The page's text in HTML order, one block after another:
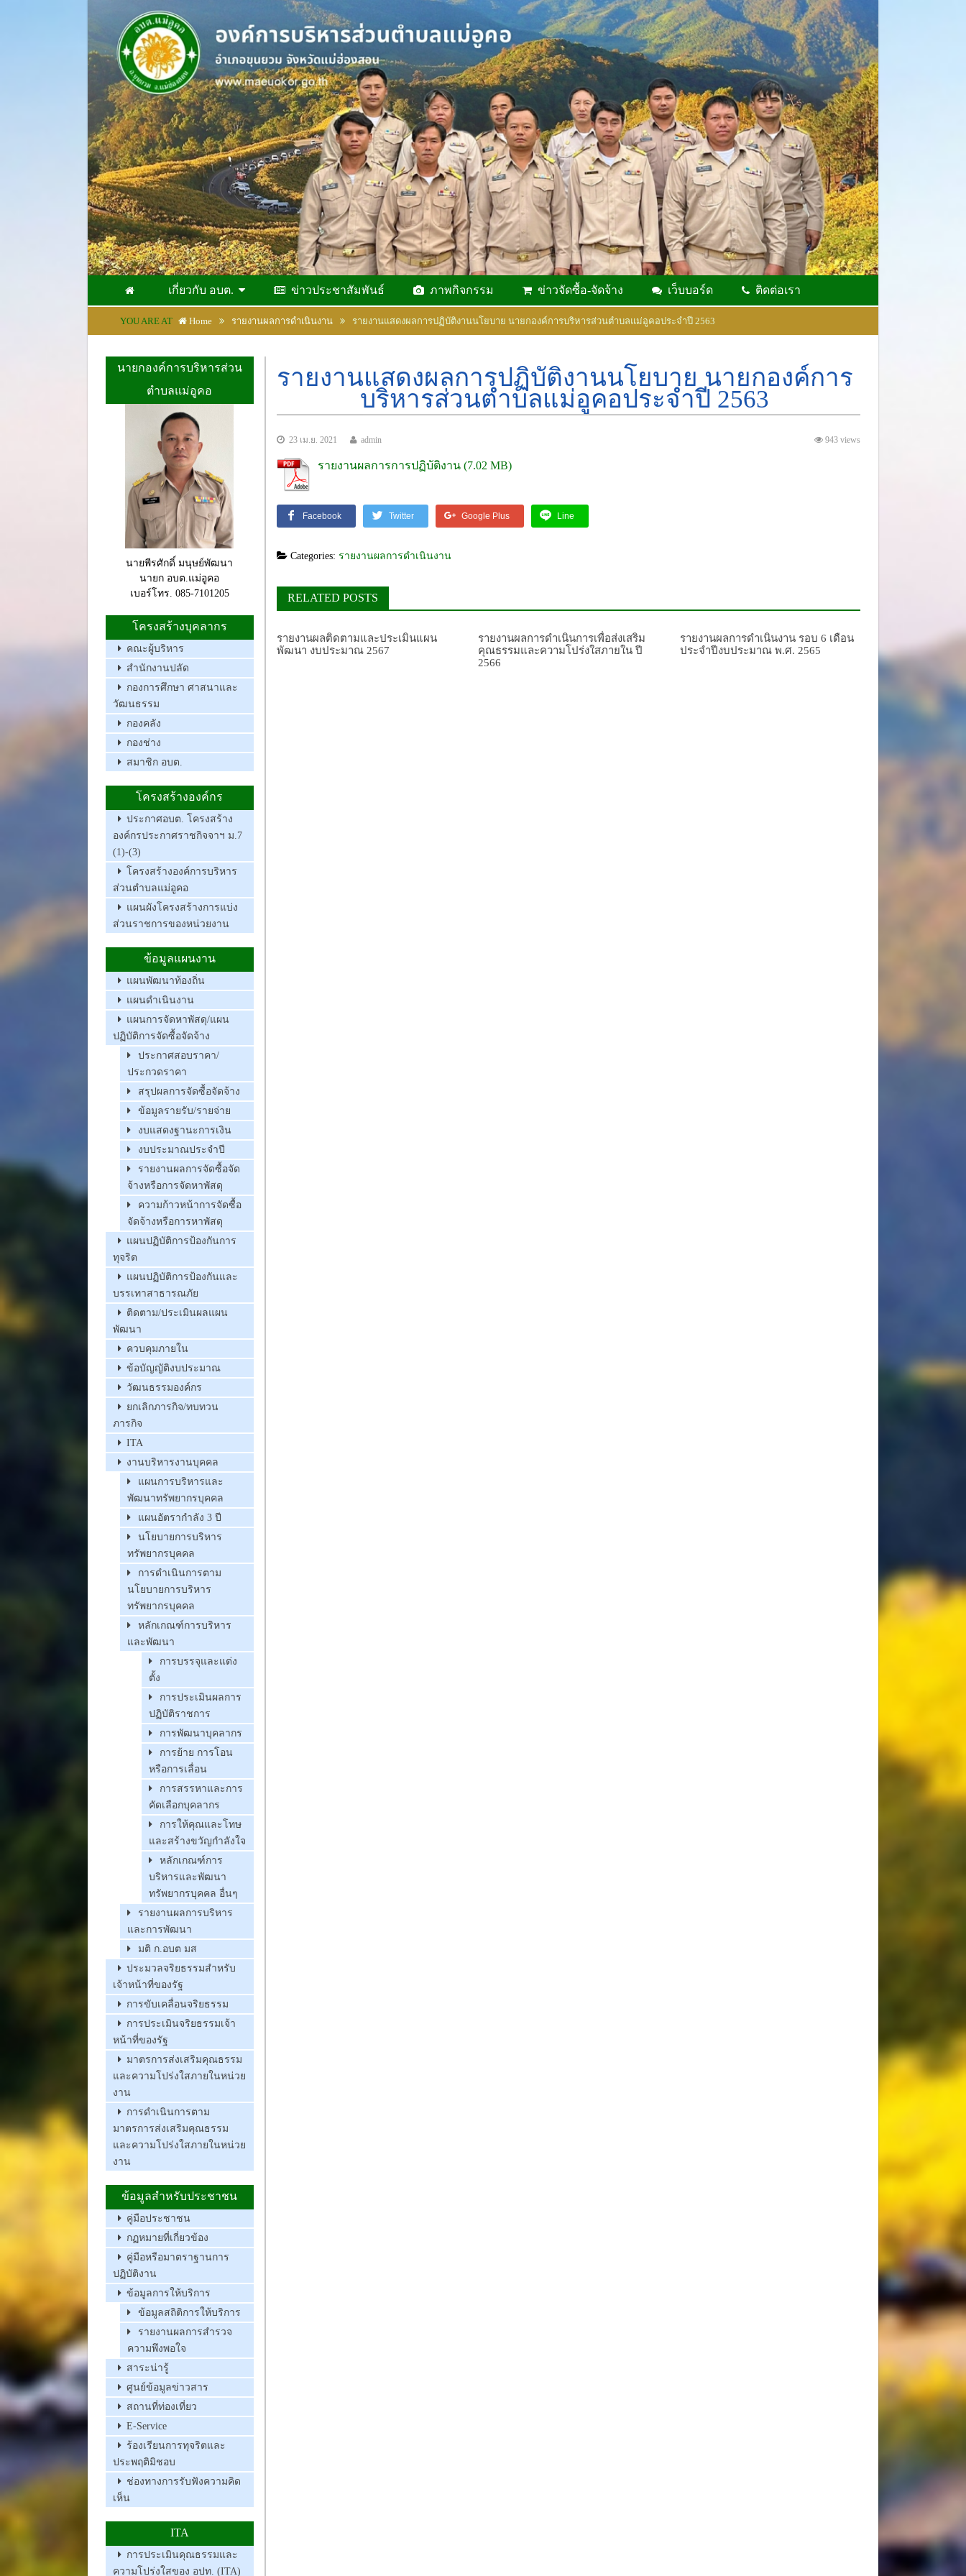
เกี่ยวกับ อบต. ข่าวประชาสัมพันธ์ ภาพกิจกรรม ข่าวจัดซื้อ-จัดจ้าง เว็บบอร์ด ติดต่อเรา
YOU ARE AT Home รายงานผลการดำเนินงาน รายงานแสดงผลการปฏิบัติงานนโยบาย นายกองค์การบริหารส่วนตำบลแม่อูคอประจำปี 2563
นายกองค์การบริหารส่วน
ตำบลแม่อูคอ
นายพีรศักดิ์ มนุษย์พัฒนา
นายก อบต.แม่อูคอ
เบอร์โทร. 085-7101205
โครงสร้างบุคลากร
คณะผู้บริหาร
สำนักงานปลัด
กองการศึกษา ศาสนาและ
วัฒนธรรม
กองคลัง
กองช่าง
สมาชิก อบต.
โครงสร้างองค์กร
ประกาศอบต. โครงสร้าง
องค์กรประกาศราชกิจจาฯ ม.7
(1)-(3)
โครงสร้างองค์การบริหาร
ส่วนตำบลแม่อูคอ
แผนผังโครงสร้างการแบ่ง
ส่วนราชการของหน่วยงาน
ข้อมูลแผนงาน
แผนพัฒนาท้องถิ่น
แผนดำเนินงาน
แผนการจัดหาพัสดุ/แผน
ปฏิบัติการจัดซื้อจัดจ้าง
ประกาศสอบราคา/
ประกวดราคา
สรุปผลการจัดซื้อจัดจ้าง
ข้อมูลรายรับ/รายจ่าย
งบแสดงฐานะการเงิน
งบประมาณประจำปี
รายงานผลการจัดซื้อจัด
จ้างหรือการจัดหาพัสดุ
ความก้าวหน้าการจัดซื้อ
จัดจ้างหรือการหาพัสดุ
แผนปฏิบัติการป้องกันการ
ทุจริต
แผนปฏิบัติการป้องกันและ
บรรเทาสาธารณภัย
ติดตาม/ประเมินผลแผน
พัฒนา
ควบคุมภายใน
ข้อบัญญัติงบประมาณ
วัฒนธรรมองค์กร
ยกเลิกภารกิจ/ทบทวน
ภารกิจ
ITA
งานบริหารงานบุคคล
แผนการบริหารและ
พัฒนาทรัพยากรบุคคล
แผนอัตรากำลัง 3 ปี
นโยบายการบริหาร
ทรัพยากรบุคคล
การดำเนินการตาม
นโยบายการบริหาร
ทรัพยากรบุคคล
หลักเกณฑ์การบริหาร
และพัฒนา
การบรรจุและแต่ง
ตั้ง
การประเมินผลการ
ปฏิบัติราชการ
การพัฒนาบุคลากร
การย้าย การโอน
หรือการเลื่อน
การสรรหาและการ
คัดเลือกบุคลากร
การให้คุณและโทษ
และสร้างขวัญกำลังใจ
หลักเกณฑ์การ
บริหารและพัฒนา
ทรัพยากรบุคคล อื่นๆ
รายงานผลการบริหาร
และการพัฒนา
มติ ก.อบต มส
ประมวลจริยธรรมสำหรับ
เจ้าหน้าที่ของรัฐ
การขับเคลื่อนจริยธรรม
การประเมินจริยธรรมเจ้า
หน้าที่ของรัฐ
มาตรการส่งเสริมคุณธรรม
และความโปร่งใสภายในหน่วย
งาน
การดำเนินการตาม
มาตรการส่งเสริมคุณธรรม
และความโปร่งใสภายในหน่วย
งาน
ข้อมูลสำหรับประชาชน
คู่มือประชาชน
กฏหมายที่เกี่ยวข้อง
คู่มือหรือมาตราฐานการ
ปฏิบัติงาน
ข้อมูลการให้บริการ
ข้อมูลสถิติการให้บริการ
รายงานผลการสำรวจ
ความพึงพอใจ
สาระน่ารู้
ศูนย์ข้อมูลข่าวสาร
สถานที่ท่องเที่ยว
E-Service
ร้องเรียนการทุจริตและ
ประพฤติมิชอบ
ช่องทางการรับฟังความคิด
เห็น
ITA
การประเมินคุณธรรมและ
ความโปร่งใสของ อปท. (ITA)
รายงานแสดงผลการปฏิบัติงานนโยบาย นายกองค์การ
บริหารส่วนตำบลแม่อูคอประจำปี 2563
23 เม.ย. 2021 943 views
admin
รายงานผลการการปฏิบัติงาน
Facebook Twitter Google Plus Line
Categories: รายงานผลการดำเนินงาน
RELATED POSTS
รายงานผลติดตามและประเมินแผน
พัฒนา งบประมาณ 2567
รายงานผลการดำเนินการเพื่อส่งเสริม
คุณธรรมและความโปร่งใสภายใน ปี
2566
รายงานผลการดำเนินงาน รอบ 6 เดือน
ประจำปีงบประมาณ พ.ศ. 2565